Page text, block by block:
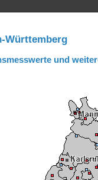
Württemberg
und